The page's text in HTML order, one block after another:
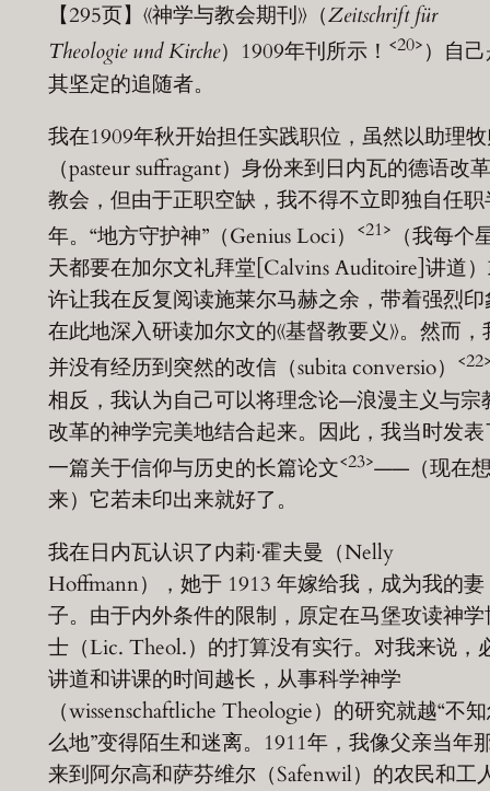
【295页】《神学与教会期刊》（Zeitschriftfür
Theologie und Kirche）1909年刊所示！ <20>）自
其坚定的追随者。
我在1909年秋开始担任实践职位，虽然以助理
（pasteur suffragant）身份来到日内瓦的德语改
教会，但由于正职空缺，我不得不立即独自任职
年。“地方守护神”（Genius Loci） <21> （我每个
天都要在加尔文礼拜堂[Calvins Auditoire]讲道
许让我在反复阅读施莱尔马赫之余，带着强烈印
在此地深入研读加尔文的《基督教要义》。然而，
并没有经历到突然的改信（subita conversio）
相反，我认为自己可以将理念论—浪漫主义与宗
改革的神学完美地结合起来。因此，我当时发表
一篇关于信仰与历史的长篇论文<23>——（现在
来）它若未印出来就好了。
我在日内瓦认识了内莉·霍夫曼（Nelly
Hoffmann），她于 1913 年嫁给我，成为我的妻
子。由于内外条件的限制，原定在马堡攻读神学
士（Lic. Theol.）的打算没有实行。对我来说，
讲道和讲课的时间越长，从事科学神学
（wissenschaftliche Theologie）的研究就越“不
么地”变得陌生和迷离。1911年，我像父亲当年
来到阿尔高和萨芬维尔（Safenwil）的农民和工